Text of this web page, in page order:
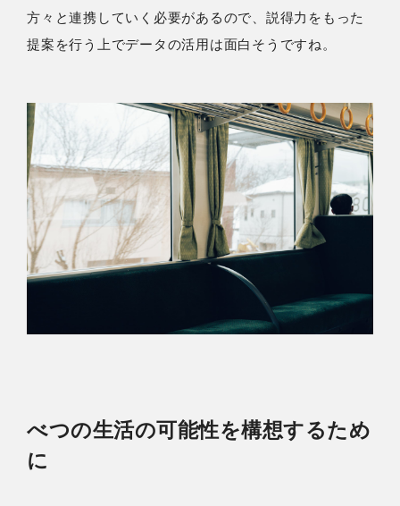
方々と連携していく必要があるので、説得力をもった
提案を行う上でデータの活用は面白そうですね。
べつの生活の可能性を構想するため
に